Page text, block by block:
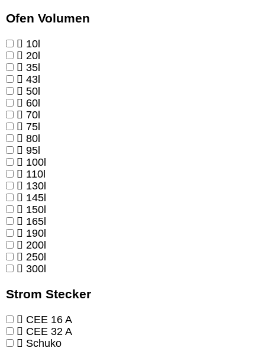
Ofen Volumen
10l
20l
35l
43l
50l
60l
70l
75l
80l
95l
100l
110l
130l
145l
150l
165l
190l
200l
250l
300l
Strom Stecker
CEE 16 A
CEE 32 A
Schuko